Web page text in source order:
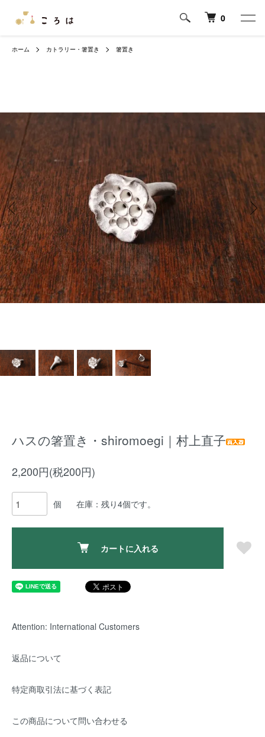
0
ホーム カトラリー・箸置き 箸置き
ハスの箸置き・shiromoegi｜村上直子
2,200円(税200円)
個 在庫：残り4個です。
カートに入れる
Attention: International Customers
返品について
特定商取引法に基づく表記
この商品について問い合わせる